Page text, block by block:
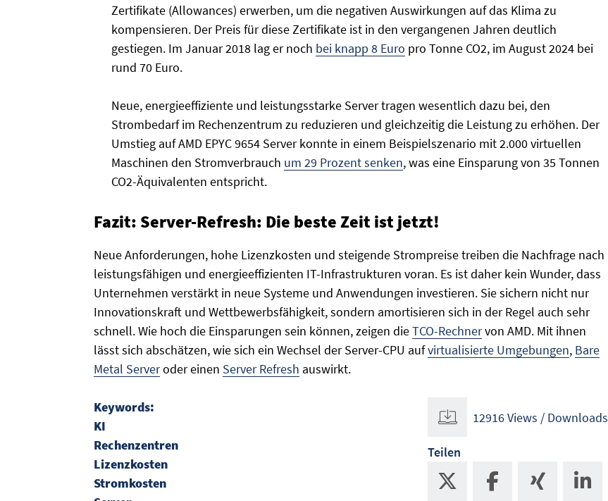
Zertifikate (Allowances) erwerben, um die negativen Auswirkungen auf das Klima zu
kompensieren. Der Preis für diese Zertifikate ist in den vergangenen Jahren deutlich
gestiegen. Im Januar 2018 lag er noch bei knapp 8 Euro pro Tonne CO2, im August 2024 bei
rund 70 Euro.
Neue, energieeffiziente und leistungsstarke Server tragen wesentlich dazu bei, den
Strombedarf im Rechenzentrum zu reduzieren und gleichzeitig die Leistung zu erhöhen. Der
Umstieg auf AMD EPYC 9654 Server konnte in einem Beispielszenario mit 2.000 virtuellen
Maschinen den Stromverbrauch um 29 Prozent senken, was eine Einsparung von 35 Tonnen
CO2-Äquivalenten entspricht.
Fazit: Server-Refresh: Die beste Zeit ist jetzt!
Neue Anforderungen, hohe Lizenzkosten und steigende Strompreise treiben die Nachfrage nach
leistungsfähigen und energieeffizienten IT-Infrastrukturen voran. Es ist daher kein Wunder, dass
Unternehmen verstärkt in neue Systeme und Anwendungen investieren. Sie sichern nicht nur
Innovationskraft und Wettbewerbsfähigkeit, sondern amortisieren sich in der Regel auch sehr
schnell. Wie hoch die Einsparungen sein können, zeigen dieTCO-Rechnervon AMD. Mit ihnen
lässt sich abschätzen, wie sich ein Wechsel der Server-CPU aufvirtualisierte Umgebungen, Bare
Metal Serveroder einen Server Refresh auswirkt.
Keywords:
KI
Rechenzentren
Lizenzkosten
Stromkosten
12916 Views / Downloads
Teilen